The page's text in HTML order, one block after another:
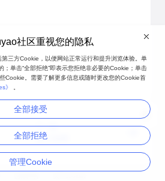
发行说明
下一篇
社区重视您的隐私
三方Cookie，以便网站正常运行和提升浏览体验。单
；单击“全部拒绝”即表示您拒绝非必要的Cookie；单击
Cookie。需要了解更多信息或随时更改您的Cookie首
》
全部接受
全部拒绝
管理Cookie